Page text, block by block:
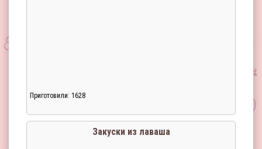
Приготовили: 1628
Закуски из лаваша